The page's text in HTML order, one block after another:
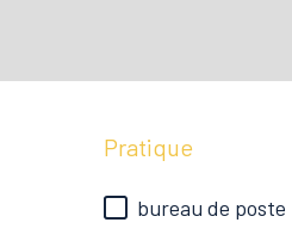
Pratique
bureau de poste